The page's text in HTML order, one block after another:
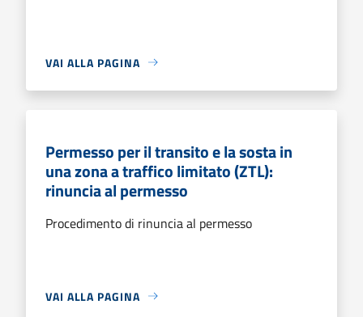
VAI ALLA PAGINA
Permesso per il transito e la sosta in
una zona a traffico limitato (ZTL):
rinuncia al permesso
Procedimento di rinuncia al permesso
VAI ALLA PAGINA